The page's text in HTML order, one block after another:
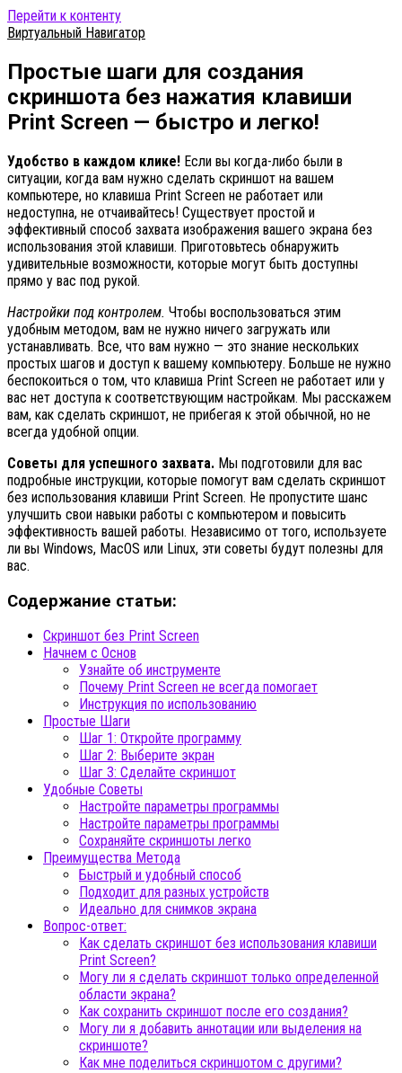
Перейти к контенту
Виртуальный Навигатор
Простые шаги для создания
скриншота без нажатия клавиши
Print Screen — быстро и легко!
Удобство в каждом клике! Если вы когда-либо были в
ситуации, когда вам нужно сделать скриншот на вашем
компьютере, но клавиша Print Screen не работает или
недоступна, не отчаивайтесь! Существует простой и
эффективный способ захвата изображения вашего экрана без
использования этой клавиши. Приготовьтесь обнаружить
удивительные возможности, которые могут быть доступны
прямо у вас под рукой.
Настройки под контролем. Чтобы воспользоваться этим
удобным методом, вам не нужно ничего загружать или
устанавливать. Все, что вам нужно — это знание нескольких
простых шагов и доступ к вашему компьютеру. Больше не нужно
беспокоиться о том, что клавиша Print Screen не работает или у
вас нет доступа к соответствующим настройкам. Мы расскажем
вам, как сделать скриншот, не прибегая к этой обычной, но не
всегда удобной опции.
Советы для успешного захвата. Мы подготовили для вас
подробные инструкции, которые помогут вам сделать скриншот
без использования клавиши Print Screen. Не пропустите шанс
улучшить свои навыки работы с компьютером и повысить
эффективность вашей работы. Независимо от того, используете
ли вы Windows, MacOS или Linux, эти советы будут полезны для
вас.
Содержание статьи:
Скриншот без Print Screen
Начнем с Основ
Узнайте об инструменте
Почему Print Screen не всегда помогает
Инструкция по использованию
Простые Шаги
Шаг 1: Откройте программу
Шаг 2: Выберите экран
Шаг 3: Сделайте скриншот
Удобные Советы
Настройте параметры программы
Настройте параметры программы
Сохраняйте скриншоты легко
Преимущества Метода
Быстрый и удобный способ
Подходит для разных устройств
Идеально для снимков экрана
Вопрос-ответ:
Как сделать скриншот без использования клавиши
Print Screen?
Могу ли я сделать скриншот только определенной
области экрана?
Как сохранить скриншот после его создания?
Могу ли я добавить аннотации или выделения на
скриншоте?
Как мне поделиться скриншотом с другими?